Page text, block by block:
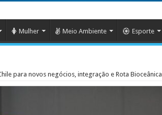
Mulher Meio Ambiente Esporte
para novos negócios, integração e Rota Bioceânica